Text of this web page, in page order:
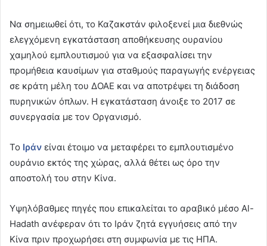
Να σημειωθεί ότι, το Καζακστάν φιλοξενεί μια διεθνώς
ελεγχόμενη εγκατάσταση αποθήκευσης ουρανίου
χαμηλού εμπλουτισμού για να εξασφαλίσει την
προμήθεια καυσίμων για σταθμούς παραγωγής ενέργειας
σε κράτη μέλη του ΔΟΑΕ και να αποτρέψει τη διάδοση
πυρηνικών όπλων. Η εγκατάσταση άνοιξε το 2017 σε
συνεργασία με τον Οργανισμό.
Το Ιράν είναι έτοιμο να μεταφέρει το εμπλουτισμένο
ουράνιο εκτός της χώρας, αλλά θέτει ως όρο την
αποστολή του στην Κίνα.
Υψηλόβαθμες πηγές που επικαλείται το αραβικό μέσο Al-
Hadath ανέφεραν ότι το Ιράν ζητά εγγυήσεις από την
Κίνα πριν προχωρήσει στη συμφωνία με τις ΗΠΑ.